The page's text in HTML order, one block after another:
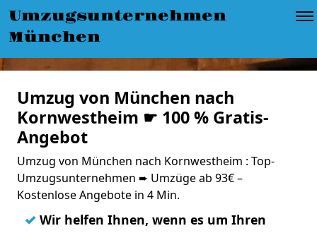
Umzugsunternehmen
München
Umzug von München nach
Kornwestheim ☛ 100 % Gratis-
Angebot
Umzug von München nach Kornwestheim : Top-
Umzugsunternehmen ➨ Umzüge ab 93€ –
Kostenlose Angebote in 4 Min.
✓ Wir helfen Ihnen, wenn es um Ihren